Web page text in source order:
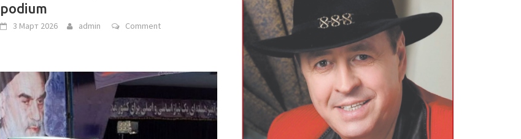
podium
3 Март 2026 admin Comment